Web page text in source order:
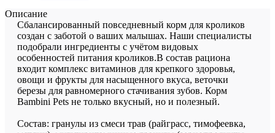
Описание
Сбалансированный повседневный корм для кроликов
создан с заботой о ваших малышах. Наши специалисты
подобрали ингредиенты с учётом видовых
особенностей питания кроликов.В состав рациона
входит комплекс витаминов для крепкого здоровья,
овощи и фрукты для насыщенного вкуса, веточки
березы для равномерного стачивания зубов. Корм
Bambini Pets не только вкусный, но и полезный.
Состав: гранулы из смеси трав (райграсс, тимофеевка,